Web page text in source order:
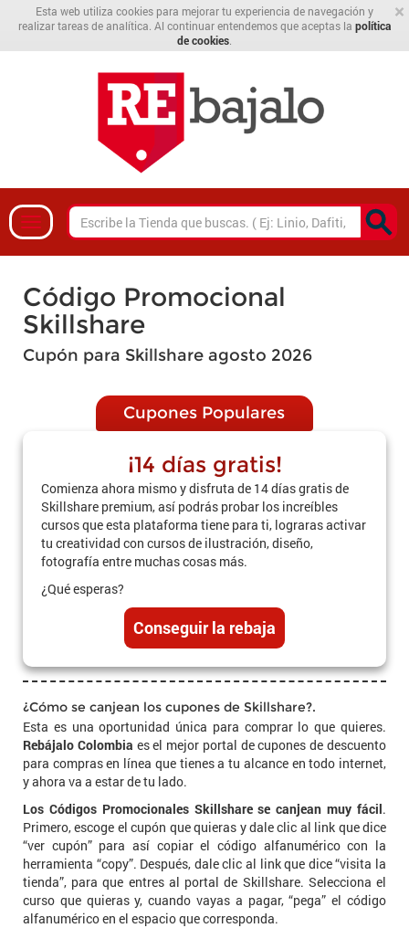
×
Esta web utiliza cookies para mejorar tu experiencia de navegación y
realizar tareas de analítica. Al continuar entendemos que aceptas la política
de cookies
Código Promocional
Skillshare
Cupón para Skillshare agosto 2026
Cupones Populares
¡14 días gratis!
Comienza ahora mismo y disfruta de 14 días gratis de
Skillshare premium, así podrás probar los increíbles
cursos que esta plataforma tiene para ti, lograras activar
tu creatividad con cursos de ilustración, diseño,
fotografía entre muchas cosas más.
¿Qué esperas?
Conseguir la rebaja
¿Cómo se canjean los cupones de Skillshare?.
Esta es una oportunidad única para comprar lo que quieres.
Rebájalo Colombia es el mejor portal de cupones de descuento
para compras en línea que tienes a tu alcance en todo internet,
y ahora va a estar de tu lado.
Los Códigos Promocionales Skillshare se canjean muy fácil.
Primero, escoge el cupón que quieras y dale clic al link que dice
“ver cupón” para así copiar el código alfanumérico con la
herramienta “copy”. Después, dale clic al link que dice “visita la
tienda”, para que entres al portal de Skillshare. Selecciona el
curso que quieras y, cuando vayas a pagar, “pega” el código
alfanumérico en el espacio que corresponda.